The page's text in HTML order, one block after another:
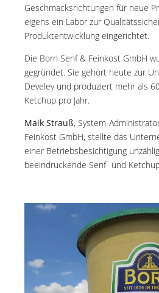
Geschmacksrichtungen für neue
eigens ein Labor zur
Produktentwicklung eingerichtet.
Die Born Senf & Feinkost GmbH
gegründet. Sie gehört heute zur
Develey und produziert mehr als
Ketchup pro Jahr.
Maik Strauß, System-
Feinkost GmbH, stellte das
einer Betriebsbesichtigung
beeindruckende Senf- und